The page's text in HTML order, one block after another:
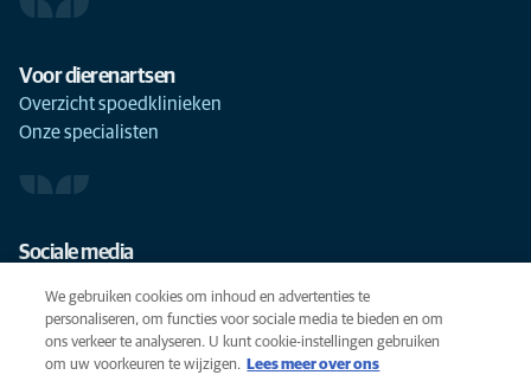
Voor dierenartsen
Overzicht spoedklinieken
Onze specialisten
Sociale media
We gebruiken cookies om inhoud en advertenties te
personaliseren, om functies voor sociale media te bieden en om
ons verkeer te analyseren. U kunt cookie-instellingen gebruiken
om uw voorkeuren te wijzigen.
Lees meer over ons